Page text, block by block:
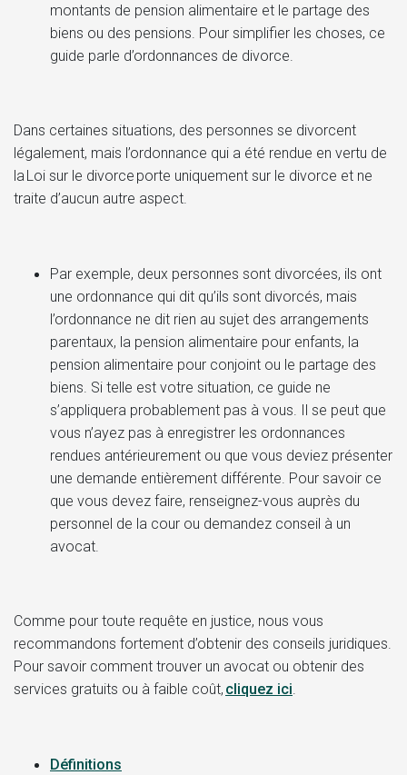
montants de pension alimentaire et le partage des
biens ou des pensions. Pour simplifier les choses, ce
guide parle d’ordonnances de divorce.
Dans certaines situations, des personnes se divorcent
légalement, mais l’ordonnance qui a été rendue en vertu de
la Loi sur le divorce porte uniquement sur le divorce et ne
traite d’aucun autre aspect.
Par exemple, deux personnes sont divorcées, ils ont
une ordonnance qui dit qu’ils sont divorcés, mais
l’ordonnance ne dit rien au sujet des arrangements
parentaux, la pension alimentaire pour enfants, la
pension alimentaire pour conjoint ou le partage des
biens. Si telle est votre situation, ce guide ne
s’appliquera probablement pas à vous. Il se peut que
vous n’ayez pas à enregistrer les ordonnances
rendues antérieurement ou que vous deviez présenter
une demande entièrement différente. Pour savoir ce
que vous devez faire, renseignez-vous auprès du
personnel de la cour ou demandez conseil à un
avocat.
Comme pour toute requête en justice, nous vous
recommandons fortement d’obtenir des conseils juridiques.
Pour savoir comment trouver un avocat ou obtenir des
services gratuits ou à faible coût, cliquez ici
Définitions